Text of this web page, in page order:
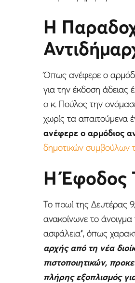
Η
Όπως ανέφερε ο
για την έκδοση άδειας
ο κ. Πούλος την
χωρίς τα απαιτούμενα
ανέφερε ο αρμόδιος
δημοτικών συμβούλων
H Έφοδος
Το πρωί της Δευτέρας
ανακοίνωνε το άνοιγμα
ασφάλεια”, όπως
αρχής από τη νέα
πιστοποιητικών,
πλήρης εξοπλισμός